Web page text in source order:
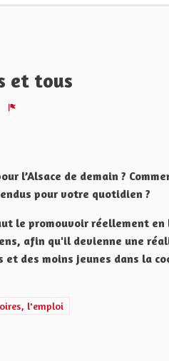
et tous
l’Alsace de demain ?
pour votre quotidien ?
le promouvoir réellement
afin qu'il devienne une
et des moins jeunes dans la
de l'Alsace et de ses
l'emploi